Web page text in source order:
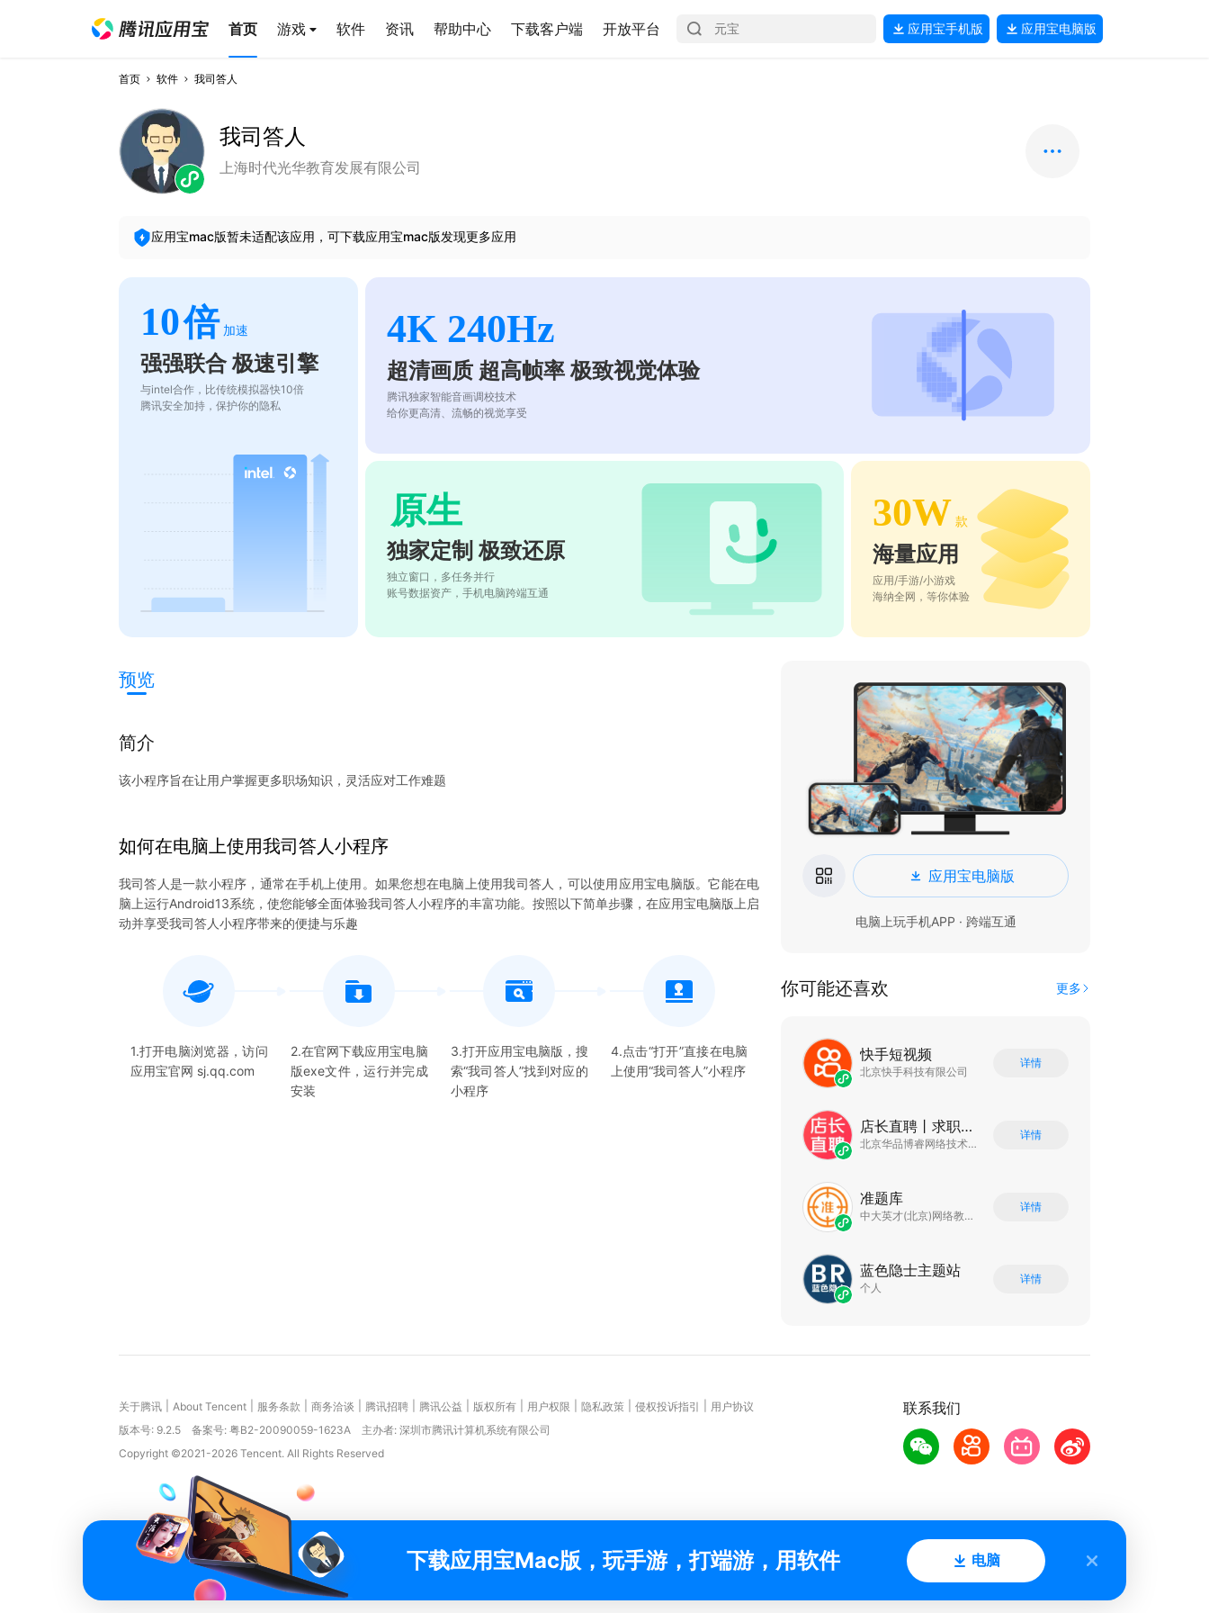
首页 游戏 软件 资讯 帮助中心 下载客户端 开放平台 应用宝手机版 应用宝电脑版
首页 软件 我司答人
我司答人
上海时代光华教育发展有限公司
应用宝mac版暂未适配该应用，可下载应用宝mac版发现更多应用
10倍 加速
强强联合 极速引擎
与intel合作，比传统模拟器快10倍
腾讯安全加持，保护你的隐私
4K 240Hz
超清画质 超高帧率 极致视觉体验
腾讯独家智能音画调校技术
给你更高清、流畅的视觉享受
原生
独家定制 极致还原
独立窗口，多任务并行
账号数据资产，手机电脑跨端互通
30W 款
海量应用
应用/手游/小游戏
海纳全网，等你体验
预览
简介
该小程序旨在让用户掌握更多职场知识，灵活应对工作难题
如何在电脑上使用我司答人小程序
我司答人是一款小程序，通常在手机上使用。如果您想在电脑上使用我司答人，可以使用应用宝电脑版。它能在电
脑上运行Android13系统，使您能够全面体验我司答人小程序的丰富功能。按照以下简单步骤，在应用宝电脑版上启
动并享受我司答人小程序带来的便捷与乐趣
1.打开电脑浏览器，访问
应用宝官网 sj.qq.com
2.在官网下载应用宝电脑
版exe文件，运行并完成
安装
3.打开应用宝电脑版，搜
索“我司答人”找到对应的
小程序
4.点击“打开”直接在电脑
上使用“我司答人”小程序
应用宝电脑版
电脑上玩手机APP · 跨端互通
你可能还喜欢 更多
快手短视频
北京快手科技有限公司
详情
店长直聘丨求职招聘找工作
北京华品博睿网络技术有限公司
详情
准题库
中大英才(北京)网络教育科技有限公司
详情
蓝色隐士主题站
个人
详情
联系我们
关于腾讯 About Tencent 服务条款 商务洽谈 腾讯招聘 腾讯公益 版权所有 用户权限 隐私政策 侵权投诉指引
用户协议
版本号: 9.2.5 备案号: 粤B2-20090059-1623A
主办者: 深圳市腾讯计算机系统有限公司
Copyright ©2021-2026 Tencent. All Rights Reserved
下载应用宝Mac版，玩手游，打端游，用软件 电脑